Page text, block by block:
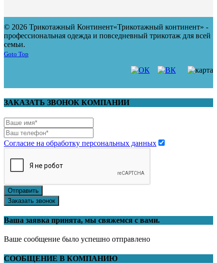
© 2026 Трикотажный Континент«Трикотажный континент» -
профессиональная одежда и повседневный трикотаж для всей
семьи.
Goto Top
ЗАКАЗАТЬ ЗВОНОК КОМПАНИИ
Согласие на обработку персональных данных
Отправить
Заказать звонок
Ваша заявка принята, мы свяжемся с вами.
Ваше сообщение было успешно отправлено
СООБЩЕНИЕ В КОМПАНИЮ